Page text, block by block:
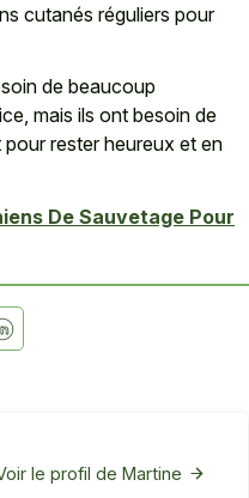
cutanés réguliers pour
de beaucoup
mais ils ont besoin de
rester heureux et en
De Sauvetage Pour
le profil de Martine